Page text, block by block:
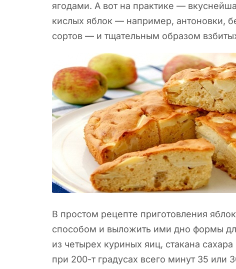
ягодами. А вот на практике —
кислых яблок — например, антоновки,
сортов — и тщательным образом
В простом рецепте приготовления
способом и выложить ими дно формы
из четырех куриных яиц, стакана
при 200-т градусах всего минут 35 или